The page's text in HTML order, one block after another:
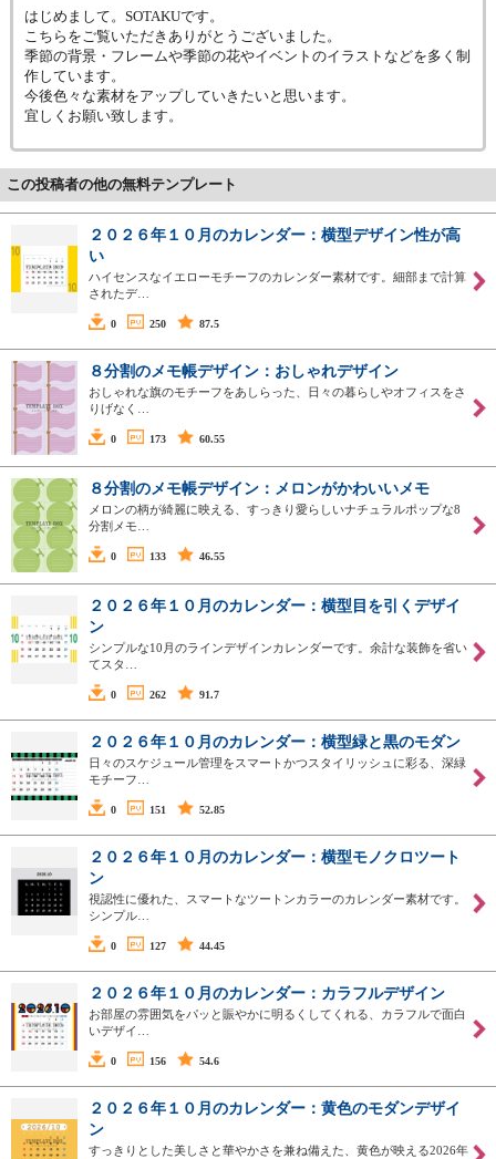
はじめまして。SOTAKUです。
こちらをご覧いただきありがとうございました。
季節の背景・フレームや季節の花やイベントのイラストなどを多く制
作しています。
今後色々な素材をアップしていきたいと思います。
宜しくお願い致します。
この投稿者の他の無料テンプレート
２０２６年１０月のカレンダー：横型デザイン性が高
い
ハイセンスなイエローモチーフのカレンダー素材です。細部まで計算
されたデ…
0 250 87.5
８分割のメモ帳デザイン：おしゃれデザイン
おしゃれな旗のモチーフをあしらった、日々の暮らしやオフィスをさ
りげなく…
0 173 60.55
８分割のメモ帳デザイン：メロンがかわいいメモ
メロンの柄が綺麗に映える、すっきり愛らしいナチュラルポップな8
分割メモ…
0 133 46.55
２０２６年１０月のカレンダー：横型目を引くデザイ
ン
シンプルな10月のラインデザインカレンダーです。余計な装飾を省い
てスタ…
0 262 91.7
２０２６年１０月のカレンダー：横型緑と黒のモダン
日々のスケジュール管理をスマートかつスタイリッシュに彩る、深緑
モチーフ…
0 151 52.85
２０２６年１０月のカレンダー：横型モノクロツート
ン
視認性に優れた、スマートなツートンカラーのカレンダー素材です。
シンプル…
0 127 44.45
２０２６年１０月のカレンダー：カラフルデザイン
お部屋の雰囲気をパッと賑やかに明るくしてくれる、カラフルで面白
いデザイ…
0 156 54.6
２０２６年１０月のカレンダー：黄色のモダンデザイ
ン
すっきりとした美しさと華やかさを兼ね備えた、黄色が映える2026年